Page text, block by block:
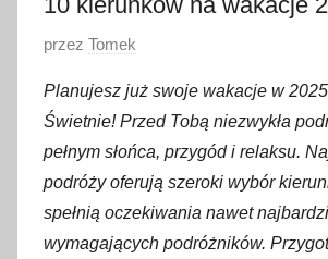
O
u
b
l
i
k
o
przez Tomek
Planujesz już swoje wakacje w
Świetnie! Przed Tobą niezwykła
pełnym słońca, przygód i relaksu.
podróży oferują szeroki wybór
spełnią oczekiwania nawet
wymagających podróżników.